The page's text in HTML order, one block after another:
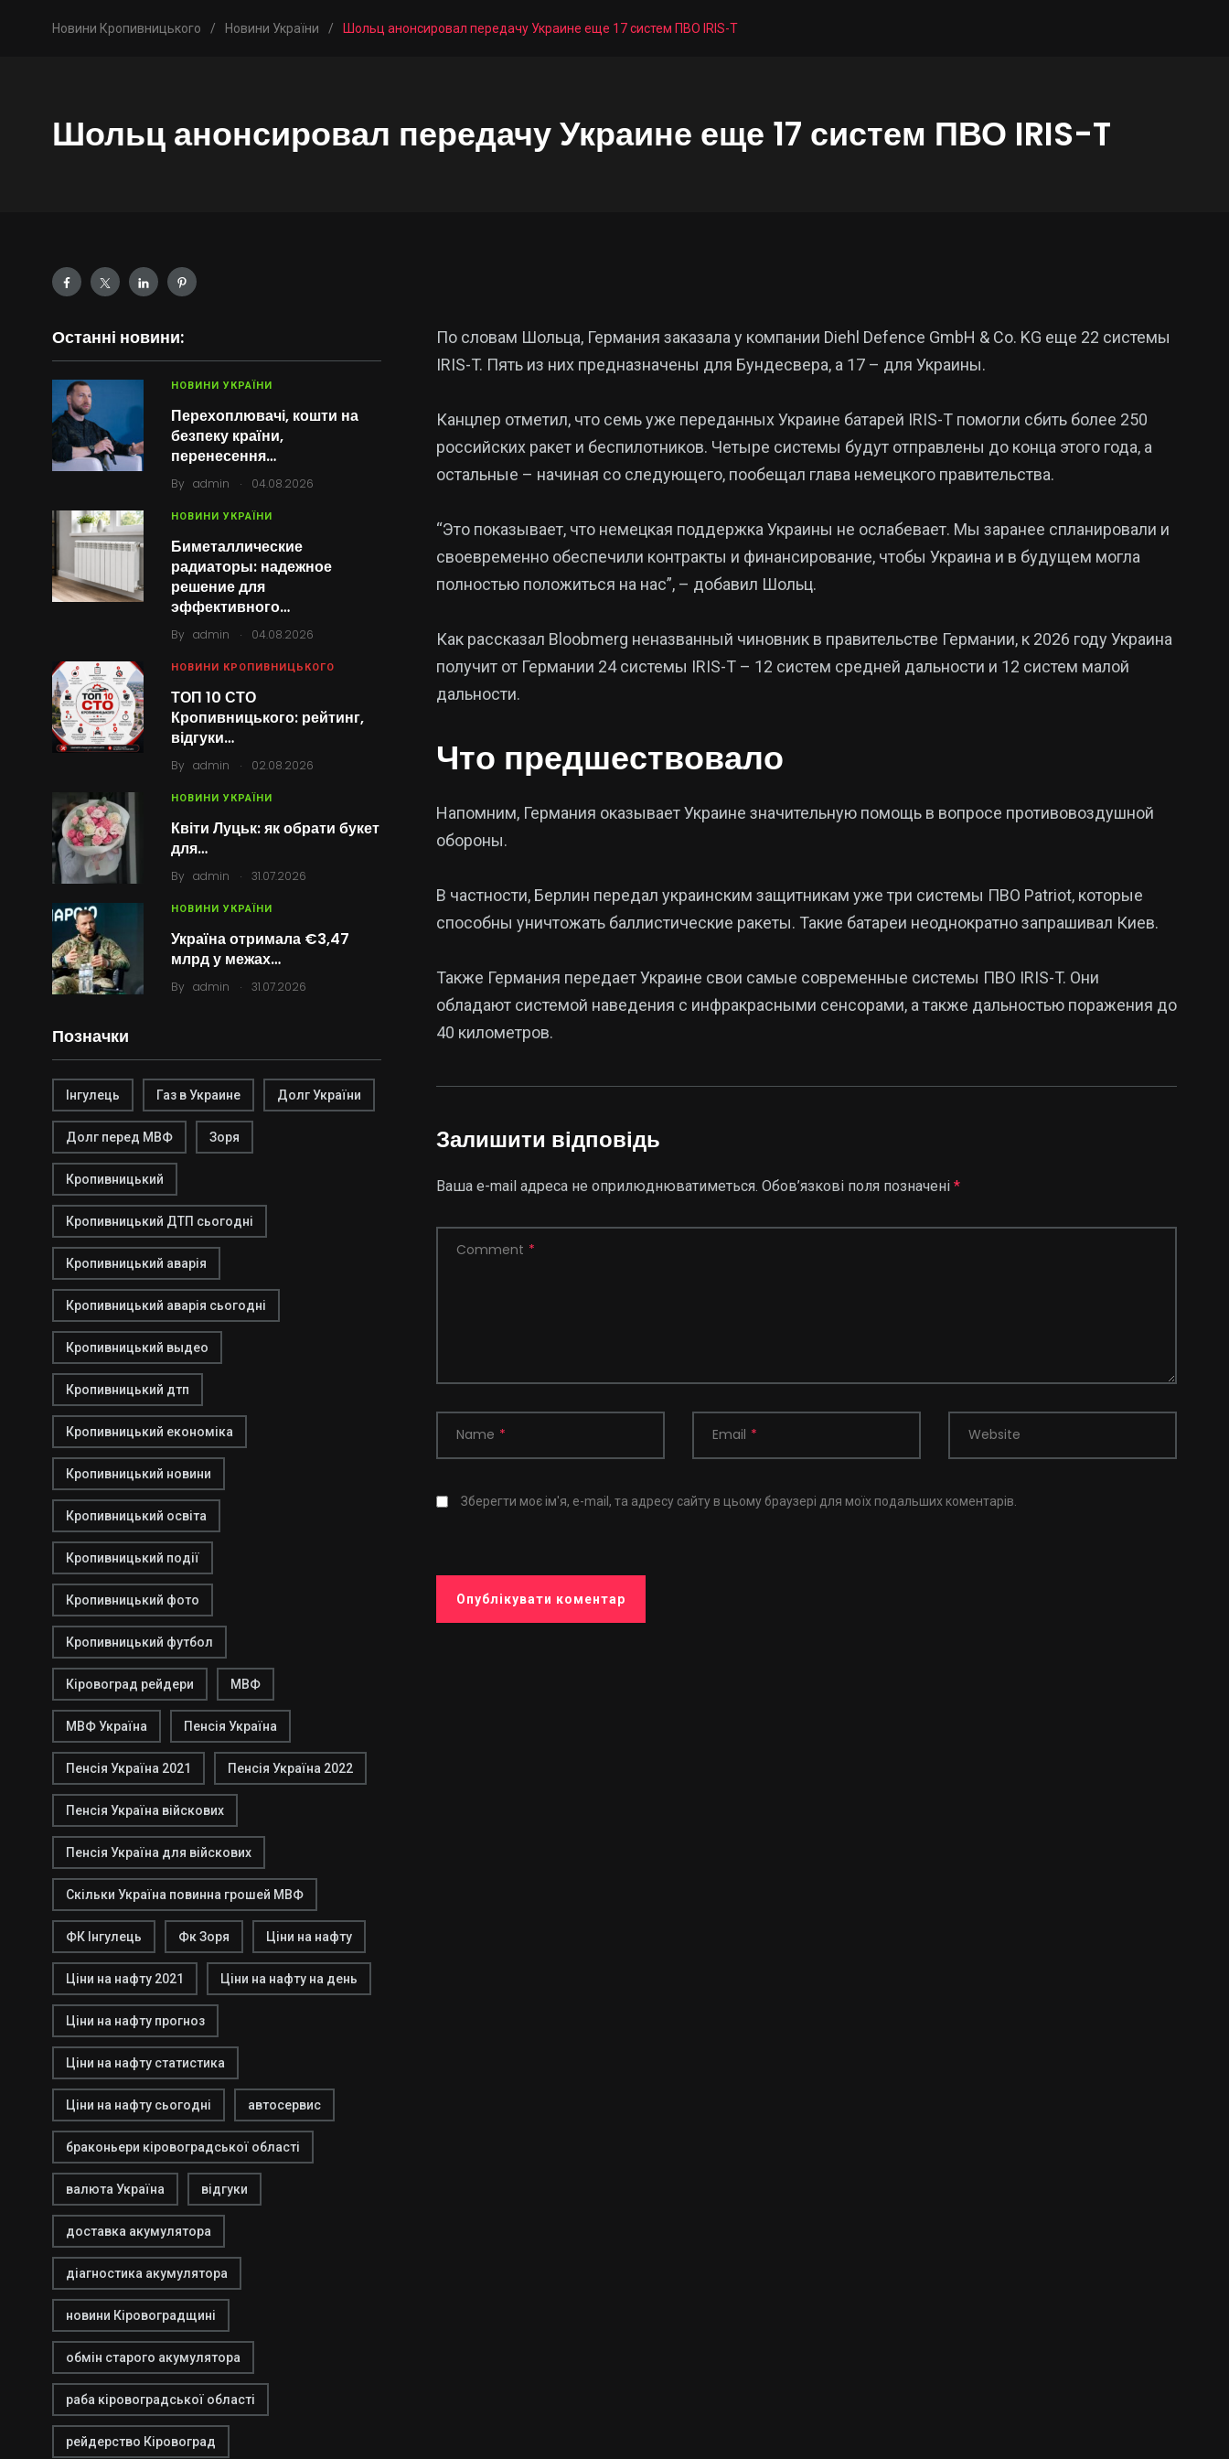
Новини Кропивницького / Новини України / Шольц анонсировал передачу Украине еще 17 систем ПВО IRIS-T
Шольц анонсировал передачу Украине еще 17 систем ПВО IRIS-T
Останні новини:
НОВИНИ УКРАЇНИ
Перехоплювачі, кошти на
безпеку країни,
перенесення…
By admin . 04.08.2026
НОВИНИ УКРАЇНИ
Биметаллические
радиаторы: надежное
решение для
эффективного…
By admin . 04.08.2026
НОВИНИ КРОПИВНИЦЬКОГО
ТОП 10 СТО
Кропивницького: рейтинг,
відгуки…
By admin . 02.08.2026
НОВИНИ УКРАЇНИ
Квіти Луцьк: як обрати букет
для…
By admin . 31.07.2026
НОВИНИ УКРАЇНИ
Україна отримала €3,47
млрд у межах…
By admin . 31.07.2026
Позначки
Інгулець Газ в Украине Долг України
Долг перед МВФ Зоря
Кропивницький
Кропивницький ДТП сьогодні
Кропивницький аварія
Кропивницький аварія сьогодні
Кропивницький выдео
Кропивницький дтп
Кропивницький економіка
Кропивницький новини
Кропивницький освіта
Кропивницький події
Кропивницький фото
Кропивницький футбол
Кіровоград рейдери МВФ
МВФ Україна Пенсія Україна
Пенсія Україна 2021 Пенсія Україна 2022
Пенсія Україна війскових
Пенсія Україна для війскових
Скільки Україна повинна грошей МВФ
ФК Інгулець Фк Зоря Ціни на нафту
Ціни на нафту 2021 Ціни на нафту на день
Ціни на нафту прогноз
Ціни на нафту статистика
Ціни на нафту сьогодні автосервис
браконьери кіровоградської області
валюта Україна відгуки
доставка акумулятора
діагностика акумулятора
новини Кіровоградщині
обмін старого акумулятора
раба кіровоградської області
рейдерство Кіровоград
По словам Шольца, Германия заказала у компании Diehl Defence GmbH & Co. KG еще 22 системы
IRIS-T. Пять из них предназначены для Бундесвера, а 17 – для Украины.
Канцлер отметил, что семь уже переданных Украине батарей IRIS-T помогли сбить более 250
российских ракет и беспилотников. Четыре системы будут отправлены до конца этого года, а
остальные – начиная со следующего, пообещал глава немецкого правительства.
“Это показывает, что немецкая поддержка Украины не ослабевает. Мы заранее спланировали и
своевременно обеспечили контракты и финансирование, чтобы Украина и в будущем могла
полностью положиться на нас”, – добавил Шольц.
Как рассказал Bloobmerg неназванный чиновник в правительстве Германии, к 2026 году Украина
получит от Германии 24 системы IRIS-T – 12 систем средней дальности и 12 систем малой
дальности.
Что предшествовало
Напомним, Германия оказывает Украине значительную помощь в вопросе противовоздушной
обороны.
В частности, Берлин передал украинским защитникам уже три системы ПВО Patriot, которые
способны уничтожать баллистические ракеты. Такие батареи неоднократно запрашивал Киев.
Также Германия передает Украине свои самые современные системы ПВО IRIS-T. Они
обладают системой наведения с инфракрасными сенсорами, а также дальностью поражения до
40 километров.
Залишити відповідь
Ваша e-mail адреса не оприлюднюватиметься. Обов’язкові поля позначені *
Comment *
Name * Email * Website
Зберегти моє ім'я, e-mail, та адресу сайту в цьому браузері для моїх подальших коментарів.